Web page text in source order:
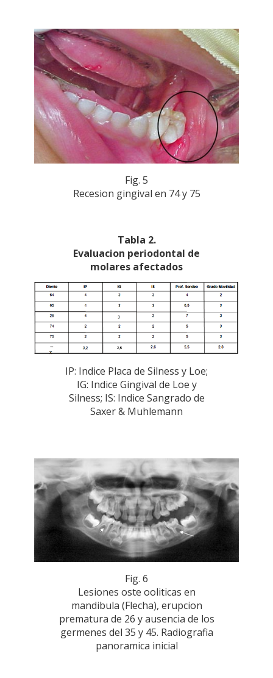
Fig. 5
Recesion gingival en 74 y 75
Tabla 2.
Evaluacion periodontal de
molares afectados
IP: Indice Placa de Silness y Loe;
IG: Indice Gingival de Loe y
Silness; IS: Indice Sangrado de
Saxer & Muhlemann
Fig. 6
Lesiones oste ooliticas en
mandibula (Flecha), erupcion
prematura de 26 y ausencia de los
germenes del 35 y 45. Radiografia
panoramica inicial